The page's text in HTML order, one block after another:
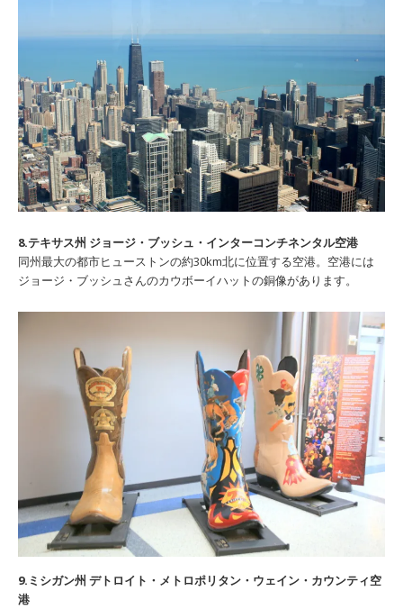
8.テキサス州 ジョージ・ブッシュ・インターコンチネンタル空港
同州最大の都市ヒューストンの約30km北に位置する空港。空港には
ジョージ・ブッシュさんのカウボーイハットの銅像があります。
9.ミシガン州 デトロイト・メトロポリタン・ウェイン・カウンティ空
港